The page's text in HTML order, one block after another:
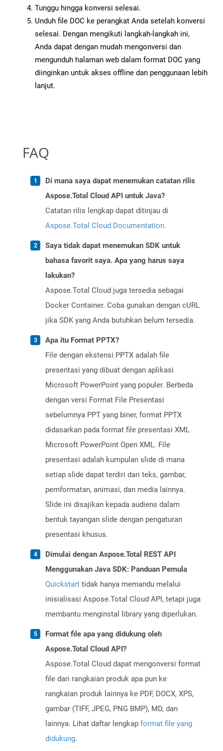
Tunggu hingga konversi selesai.
Unduh file DOC ke perangkat Anda setelah konversi
selesai. Dengan mengikuti langkah-langkah ini,
Anda dapat dengan mudah mengonversi dan
mengunduh halaman web dalam format DOC yang
diinginkan untuk akses offline dan penggunaan lebih
lanjut.
FAQ
Di mana saya dapat menemukan catatan rilis
Aspose.Total Cloud API untuk Java?
Catatan rilis lengkap dapat ditinjau di
Aspose.Total Cloud Documentation.
Saya tidak dapat menemukan SDK untuk
bahasa favorit saya. Apa yang harus saya
lakukan?
Aspose.Total Cloud juga tersedia sebagai
Docker Container. Coba gunakan dengan cURL
jika SDK yang Anda butuhkan belum tersedia.
Apa itu Format PPTX?
File dengan ekstensi PPTX adalah file
presentasi yang dibuat dengan aplikasi
Microsoft PowerPoint yang populer. Berbeda
dengan versi Format File Presentasi
sebelumnya PPT yang biner, format PPTX
didasarkan pada format file presentasi XML
Microsoft PowerPoint Open XML. File
presentasi adalah kumpulan slide di mana
setiap slide dapat terdiri dari teks, gambar,
pemformatan, animasi, dan media lainnya.
Slide ini disajikan kepada audiens dalam
bentuk tayangan slide dengan pengaturan
presentasi khusus.
Dimulai dengan Aspose.Total REST API
Menggunakan Java SDK: Panduan Pemula
Quickstart tidak hanya memandu melalui
inisialisasi Aspose.Total Cloud API, tetapi juga
membantu menginstal library yang diperlukan.
Format file apa yang didukung oleh
Aspose.Total Cloud API?
Aspose.Total Cloud dapat mengonversi format
file dari rangkaian produk apa pun ke
rangkaian produk lainnya ke PDF, DOCX, XPS,
gambar (TIFF, JPEG, PNG BMP), MD, dan
lainnya. Lihat daftar lengkap format file yang
didukung.